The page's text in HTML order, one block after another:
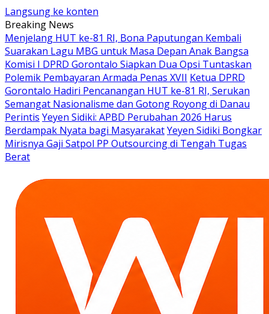
Langsung ke konten
Breaking News
Menjelang HUT ke-81 RI, Bona Paputungan Kembali
Suarakan Lagu MBG untuk Masa Depan Anak Bangsa
Komisi I DPRD Gorontalo Siapkan Dua Opsi Tuntaskan
Polemik Pembayaran Armada Penas XVII Ketua DPRD
Gorontalo Hadiri Pencanangan HUT ke-81 RI, Serukan
Semangat Nasionalisme dan Gotong Royong di Danau
Perintis Yeyen Sidiki: APBD Perubahan 2026 Harus
Berdampak Nyata bagi MasyarakatYeyen Sidiki Bongkar
Mirisnya Gaji Satpol PP Outsourcing di Tengah Tugas
Berat